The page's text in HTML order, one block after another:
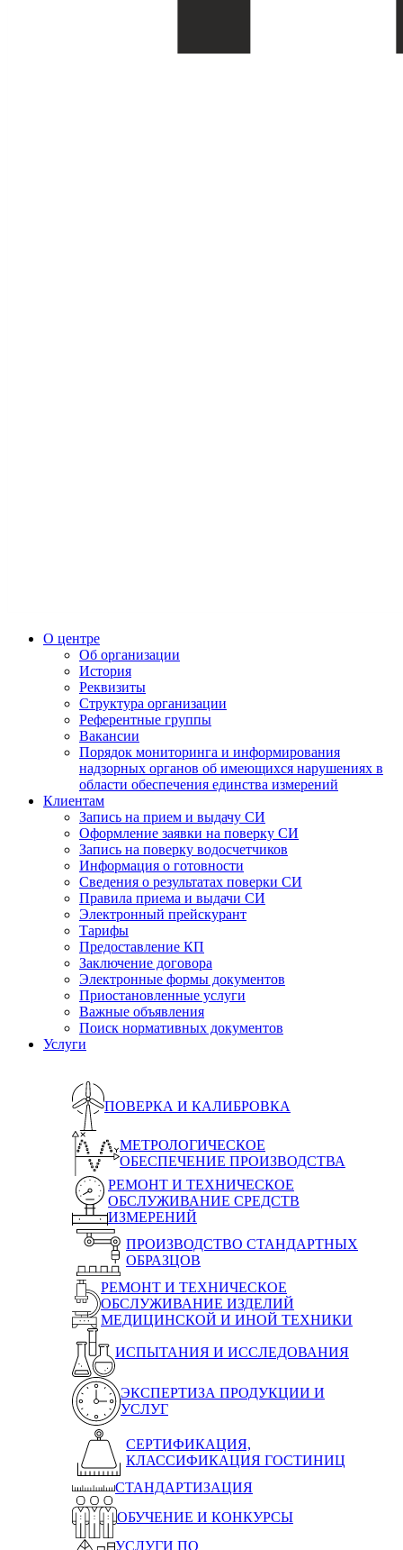
О центре
Об организации
История
Реквизиты
Структура организации
Референтные группы
Вакансии
Порядок мониторинга и информирования
надзорных органов об имеющихся нарушениях в
области обеспечения единства измерений
Клиентам
Запись на прием и выдачу СИ
Оформление заявки на поверку СИ
Запись на поверку водосчетчиков
Информация о готовности
Сведения о результатах поверки СИ
Правила приема и выдачи СИ
Электронный прейскурант
Тарифы
Предоставление КП
Заключение договора
Электронные формы документов
Приостановленные услуги
Важные объявления
Поиск нормативных документов
Услуги
ПОВЕРКА И КАЛИБРОВКА
МЕТРОЛОГИЧЕСКОЕ
ОБЕСПЕЧЕНИЕ ПРОИЗВОДСТВА
РЕМОНТ И ТЕХНИЧЕСКОЕ
ОБСЛУЖИВАНИЕ СРЕДСТВ
ИЗМЕРЕНИЙ
ПРОИЗВОДСТВО СТАНДАРТНЫХ
ОБРАЗЦОВ
РЕМОНТ И ТЕХНИЧЕСКОЕ
ОБСЛУЖИВАНИЕ ИЗДЕЛИЙ
МЕДИЦИНСКОЙ И ИНОЙ ТЕХНИКИ
ИСПЫТАНИЯ И ИССЛЕДОВАНИЯ
ЭКСПЕРТИЗА ПРОДУКЦИИ И
УСЛУГ
СЕРТИФИКАЦИЯ,
КЛАССИФИКАЦИЯ ГОСТИНИЦ
СТАНДАРТИЗАЦИЯ
ОБУЧЕНИЕ И КОНКУРСЫ
УСЛУГИ ПО